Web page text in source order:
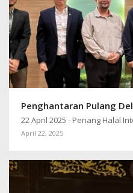
April 22, 2025